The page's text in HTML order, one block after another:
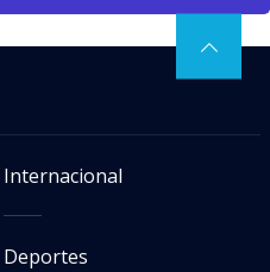
Internacional
Deportes